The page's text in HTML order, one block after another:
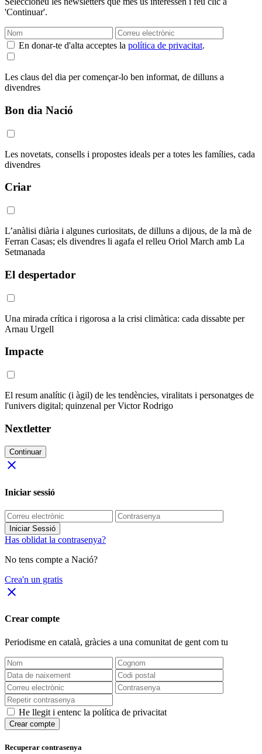
'Continuar'.
En donar-te d'alta acceptes la política de privacitat.
Les claus del dia per començar-lo ben informat, de dilluns a
divendres
Bon dia Nació
Les novetats, consells i propostes ideals per a totes les famílies, cada
divendres
Criar
L’anàlisi diària i algunes curiositats, de dilluns a dijous, de la mà de
Ferran Casas; els divendres li agafa el relleu Oriol March amb La
Setmanada
El despertador
Una mirada crítica i rigorosa a la crisi climàtica: cada dissabte per
Arnau Urgell
Impacte
El resum analític (i àgil) de les tendències, viralitats i personatges de
l'univers digital; quinzenal per Victor Rodrigo
Nextletter
Continuar
close
Iniciar sessió
Iniciar Sessió
Has oblidat la contrasenya?
No tens compte a Nació?
Crea'n un gratis
close
Crear compte
Periodisme en català, gràcies a una comunitat de gent com tu
He llegit i entenc la política de privacitat
Crear compte
Recuperar contrasenya